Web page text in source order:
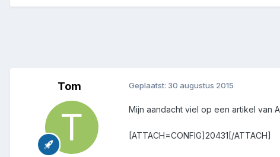
Tom Geplaatst: 30 augustus 2015
Mijn aandacht viel op een artikel van
[ATTACH=CONFIG]20431[/ATTACH]